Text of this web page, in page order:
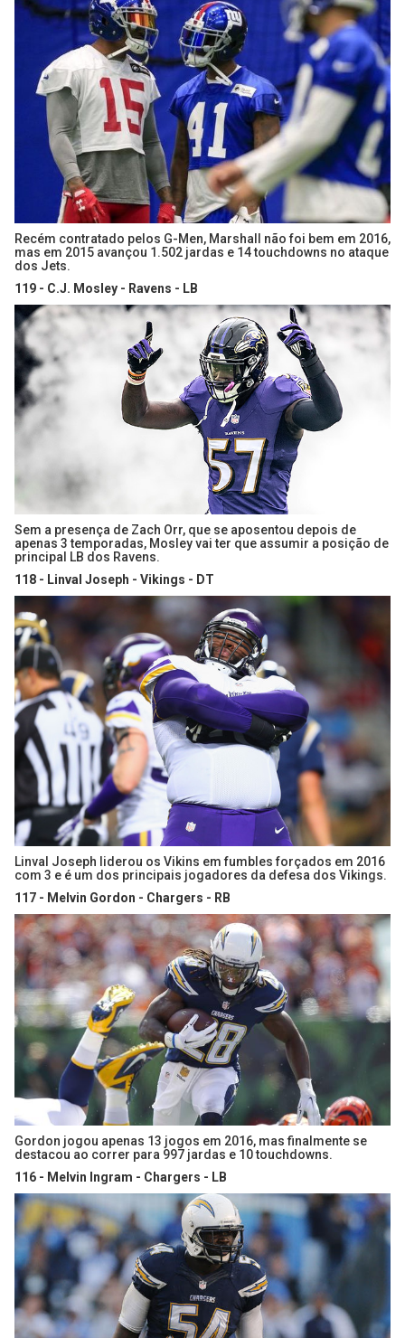
Recém contratado pelos G-Men, Marshall não foi bem em 2016,
mas em 2015 avançou 1.502 jardas e 14 touchdowns no ataque
dos Jets.
119 - C.J. Mosley - Ravens - LB
Sem a presença de Zach Orr, que se aposentou depois de
apenas 3 temporadas, Mosley vai ter que assumir a posição de
principal LB dos Ravens.
118 - Linval Joseph - Vikings - DT
Linval Joseph liderou os Vikins em fumbles forçados em 2016
com 3 e é um dos principais jogadores da defesa dos Vikings.
117 - Melvin Gordon - Chargers - RB
Gordon jogou apenas 13 jogos em 2016, mas finalmente se
destacou ao correr para 997 jardas e 10 touchdowns.
116 - Melvin Ingram - Chargers - LB